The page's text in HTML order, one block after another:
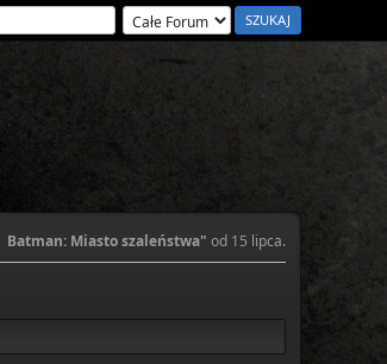
Batman: Miasto szaleństwa" od 15 lipca.